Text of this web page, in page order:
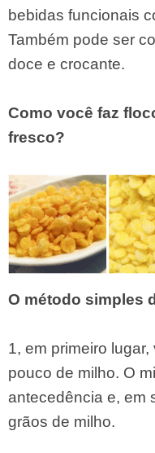
bebidas funcionais
Também pode ser
doce e crocante.
Como você faz
fresco?
O método simples
1, em primeiro
pouco de milho. O
antecedência e, em
grãos de milho.